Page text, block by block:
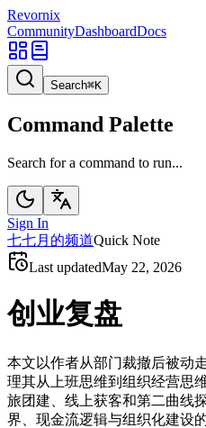
Revornix
CommunityDashboardDocs
Search⌘K
Command Palette
Search for a command to run...
Sign In
七七月的频道Quick Note
Last updatedMay 22, 2026
创业复盘
本文以作者从部门裁撤后被动
理其从上班思维到组织经营思
旅团建、线上获客和第二曲线
界、现金流逻辑与组织化建设